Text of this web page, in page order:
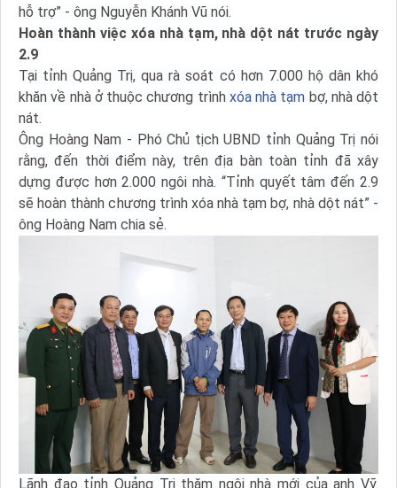
hỗ trợ” - ông Nguyễn Khánh Vũ nói.
Hoàn thành việc xóa nhà tạm, nhà dột nát trước ngày
2.9
Tại tỉnh Quảng Trị, qua rà soát có hơn 7.000 hộ dân khó
khăn về nhà ở thuộc chương trình xóa nhà tạm bợ, nhà dột
nát.
Ông Hoàng Nam - Phó Chủ tịch UBND tỉnh Quảng Trị nói
rằng, đến thời điểm này, trên địa bàn toàn tỉnh đã xây
dựng được hơn 2.000 ngôi nhà. “Tỉnh quyết tâm đến 2.9
sẽ hoàn thành chương trình xóa nhà tạm bợ, nhà dột nát” -
ông Hoàng Nam chia sẻ.
Lãnh đạo tỉnh Quảng Trị thăm ngôi nhà mới của anh Vỹ.